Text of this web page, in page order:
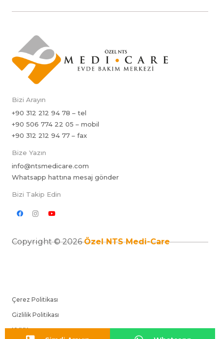
Bizi Arayın
+90 312 212 94 78 – tel
+90 506 774 22 05 – mobil
+90 312 212 94 77 – fax
Bize Yazın
info@ntsmedicare.com
Whatsapp hattına mesaj gönder
Bizi Takip Edin
Copyright © 2026 Özel NTS Medi-Care
Çerez Politikası
Gizlilik Politikası
KVKK